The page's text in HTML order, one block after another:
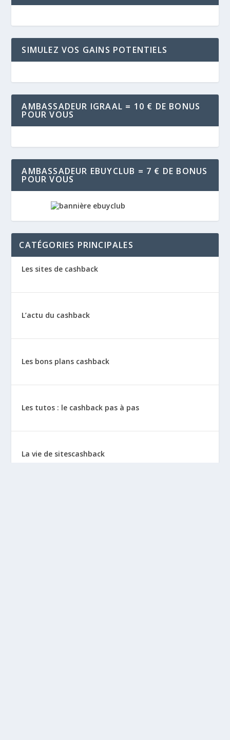
SIMULEZ VOS GAINS POTENTIELS
AMBASSADEUR IGRAAL = 10 € DE BONUS
POUR VOUS
AMBASSADEUR EBUYCLUB = 7 € DE BONUS
POUR VOUS
CATÉGORIES PRINCIPALES
Les sites de cashback
L’actu du cashback
Les bons plans cashback
Les tutos : le cashback pas à pas
La vie de sitescashback